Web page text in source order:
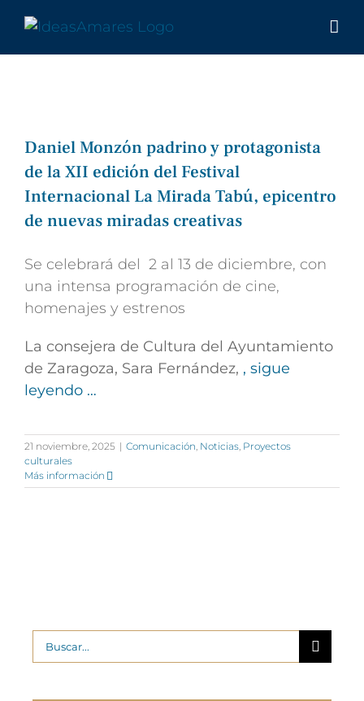
contenido
Daniel Monzón padrino y protagonista
de la XII edición del Festival
Internacional La Mirada Tabú, epicentro
de nuevas miradas creativas
Se celebrará del 2 al 13 de diciembre, con
una intensa programación de cine,
homenajes y estrenos
La consejera de Cultura del Ayuntamiento
de Zaragoza, Sara Fernández, , sigue
leyendo …
21 noviembre, 2025 | Comunicación, Noticias, Proyectos
culturales
Más información
Buscar: